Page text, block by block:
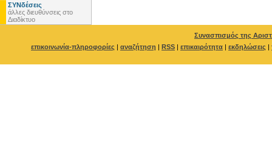
ΣΥΝδέσεις
άλλες διευθύνσεις στο
Διαδίκτυο
Συνασπισμός της
επικοινωνία-πληροφορίες | αναζήτηση | RSS | επικαιρότητα | εκδηλώσεις |